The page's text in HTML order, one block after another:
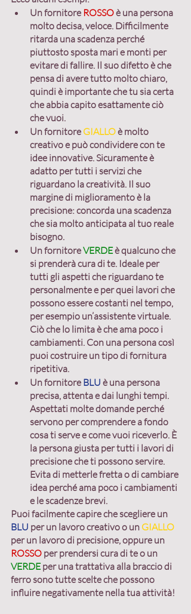
Un fornitore ROSSOè una persona
molto decisa, veloce. Difficilmente
ritarda una scadenza perché
piuttosto sposta mari e monti per
evitare di fallire. Il suo difetto è che
pensa di avere tutto molto chiaro,
quindi è importante che tu sia certa
che abbia capito esattamente ciò
che vuoi.
Un fornitore GIALLO è molto
creativo e può condividere con te
idee innovative. Sicuramente è
adatto per tutti i servizi che
riguardano la creatività. Il suo
margine di miglioramento è la
precisione: concorda una scadenza
che sia molto anticipata al tuo reale
bisogno.
Un fornitore VERDEè qualcuno che
si prenderà cura di te. Ideale per
tutti gli aspetti che riguardano te
personalmente e per quei lavori che
possono essere costanti nel tempo,
per esempio un’assistente virtuale.
Ciò che lo limita è che ama poco i
cambiamenti. Con una persona così
puoi costruire un tipo di fornitura
ripetitiva.
Un fornitore BLU è una persona
precisa, attenta e dai lunghi tempi.
Aspettati molte domande perché
servono per comprendere a fondo
cosa ti serve e come vuoi riceverlo. È
la persona giusta per tutti i lavori di
precisione che ti possono servire.
Evita di metterle fretta o di cambiare
idea perché ama poco i cambiamenti
e le scadenze brevi.
Puoi facilmente capire che scegliere un
BLU per un lavoro creativo o un GIALLO
per un lavoro di precisione, oppure un
ROSSO per prendersi cura di te o un
VERDE per una trattativa alla braccio di
ferro sono tutte scelte che possono
influire negativamente nella tua attività!